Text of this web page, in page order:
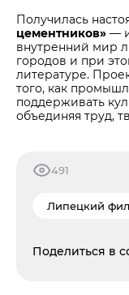
Получилась
цементников» —
внутренний мир
городов и при
литературе.
того, как
поддерживать
объединяя труд,
491
Липецкий
Поделиться в